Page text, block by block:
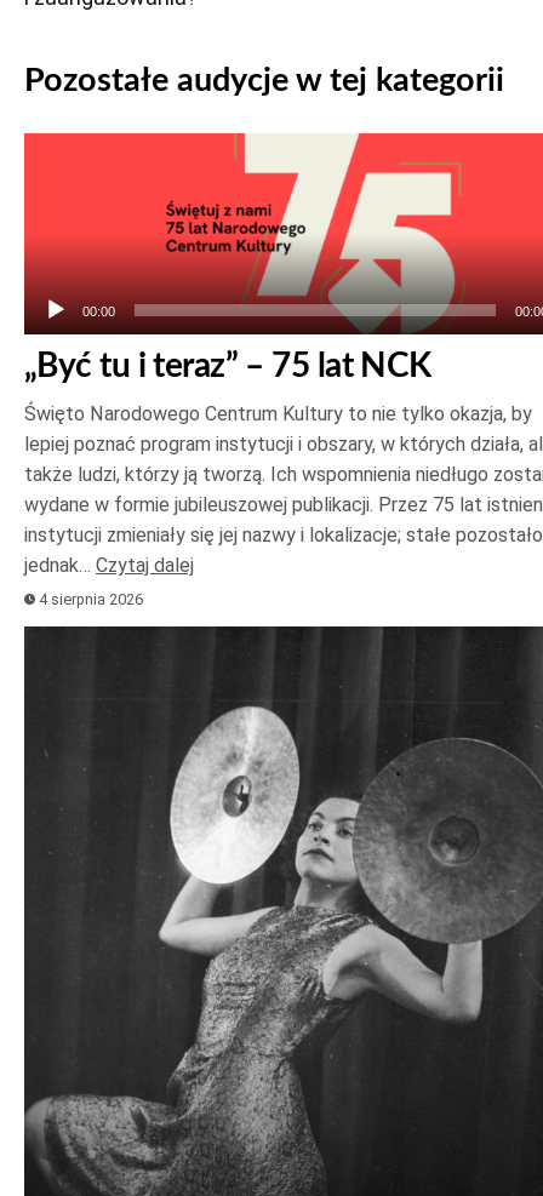
Pozostałe audycje w tej kategorii
00:00
„Być tu i teraz” – 75 lat NCK
Święto Narodowego Centrum Kultury to nie tylko okazja, by
lepiej poznać program instytucji i obszary, w których działa,
także ludzi, którzy ją tworzą. Ich wspomnienia niedługo
wydane w formie jubileuszowej publikacji. Przez 75 lat
instytucji zmieniały się jej nazwy i lokalizacje; stałe pozostało
jednak… Czytaj dalej
4 sierpnia 2026